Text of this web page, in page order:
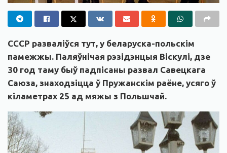
СССР разваліўся тут, у беларуска-польскім
памежжы. Паляўнічая рэзідэнцыя Віскулі, дзе
30 год таму быў падпісаны развал Савецкага
Саюза, знаходзіцца ў Пружанскім раёне, усяго ў
кіламетрах 25 ад мяжы з Польшчай.